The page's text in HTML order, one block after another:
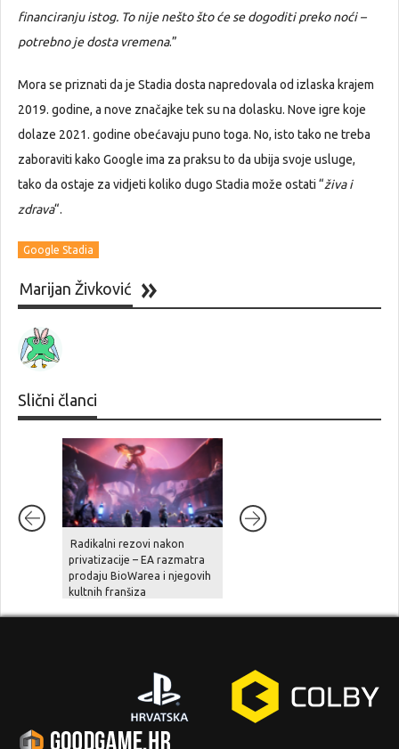
financiranju istog. To nije nešto što će se dogoditi preko noći –
potrebno je dosta vremena.”
Mora se priznati da je Stadia dosta napredovala od izlaska krajem
2019. godine, a nove značajke tek su na dolasku. Nove igre koje
dolaze 2021. godine obećavaju puno toga. No, isto tako ne treba
zaboraviti kako Google ima za praksu to da ubija svoje usluge,
tako da ostaje za vidjeti koliko dugo Stadia može ostati “živa i
zdrava“.
Google Stadia
Marijan Živković
Slični članci
Radikalni rezovi nakon
privatizacije – EA razmatra
prodaju BioWarea i njegovih
kultnih franšiza